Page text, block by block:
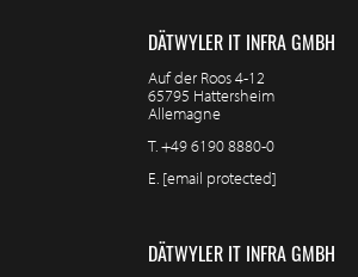
DÄTWYLER IT INFRA GMBH
Auf der Roos 4-12
65795 Hattersheim
Allemagne
T.+49 6190 8880-0
E. [email protected]
DÄTWYLER IT INFRA GMBH